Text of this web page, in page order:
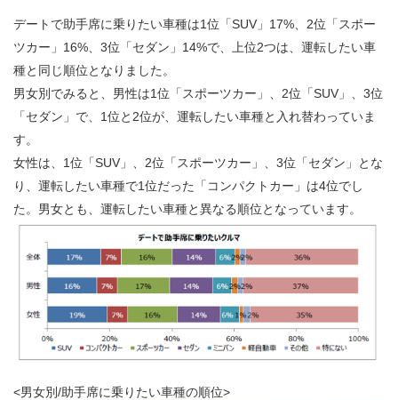
デートで助手席に乗りたい車種は1位「SUV」17%、2位「スポー
ツカー」16%、3位「セダン」14%で、上位2つは、運転したい車
種と同じ順位となりました。
男女別でみると、男性は1位「スポーツカー」、2位「SUV」、3位
「セダン」で、1位と2位が、運転したい車種と入れ替わっていま
す。
女性は、1位「SUV」、2位「スポーツカー」、3位「セダン」とな
り、運転したい車種で1位だった「コンパクトカー」は4位でし
た。男女とも、運転したい車種と異なる順位となっています。
<男女別/助手席に乗りたい車種の順位>